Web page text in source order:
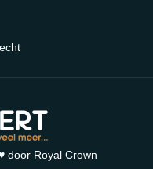
door Royal Crown